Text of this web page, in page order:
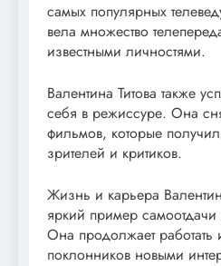
самых популярных
вела множество
известными личностями.
Валентина Титова также
себя в режиссуре. Она
фильмов, которые
зрителей и критиков.
Жизнь и карьера
яркий пример самоотдачи
Она продолжает работать
поклонников новыми